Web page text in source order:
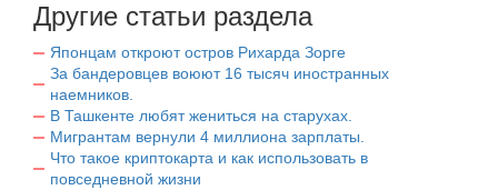
Другие статьи раздела
Японцам откроют остров Рихарда Зорге
За бандеровцев воюют 16 тысяч иностранных
наемников.
В Ташкенте любят жениться на старухах.
Мигрантам вернули 4 миллиона зарплаты.
Что такое криптокарта и как использовать в
повседневной жизни